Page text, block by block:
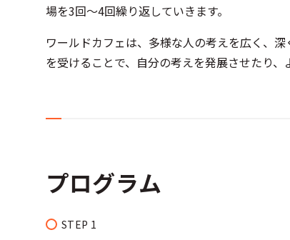
場を3回～4回繰り返していきます。
ワールドカフェは、多様な人の考えを広く、
を受けることで、自分の考えを発展させたり、
プログラム